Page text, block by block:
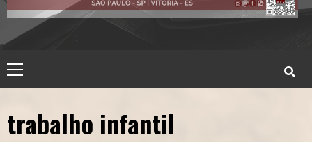
Menu
trabalho infantil